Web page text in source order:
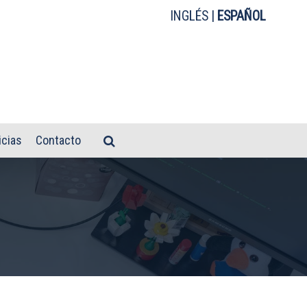
INGLÉS ESPAÑOL
Contacto